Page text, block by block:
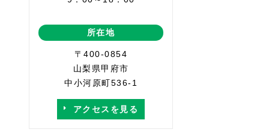
所在地
〒400-0854
山梨県甲府市
中小河原町536-1
アクセスを見る